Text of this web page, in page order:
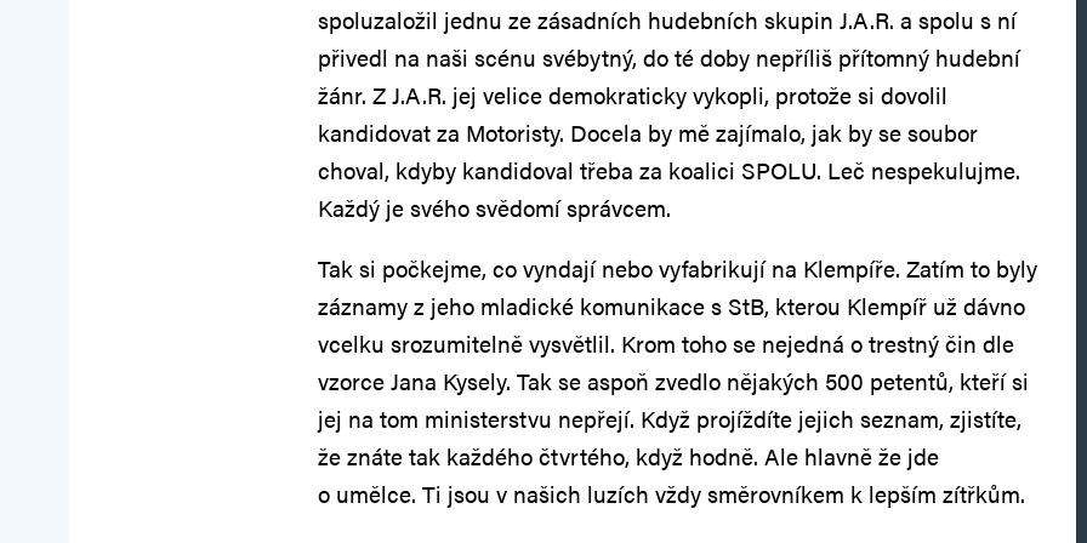
spoluzaložil jednu ze zásadních hudebních skupin J.A.R. a spolu s ní
přivedl na naši scénu svébytný, do té doby nepříliš přítomný hudební
žánr. Z J.A.R. jej velice demokraticky vykopli, protože si dovolil
kandidovat za Motoristy. Docela by mě zajímalo, jak by se soubor
choval, kdyby kandidoval třeba za koalici SPOLU. Leč nespekulujme.
Každý je svého svědomí správcem.
Tak si počkejme, co vyndají nebo vyfabrikují na Klempíře. Zatím to byly
záznamy z jeho mladické komunikace s StB, kterou Klempíř už dávno
vcelku srozumitelně vysvětlil. Krom toho se nejedná o trestný čin dle
vzorce Jana Kysely. Tak se aspoň zvedlo nějakých 500 petentů, kteří si
jej na tom ministerstvu nepřejí. Když projíždíte jejich seznam, zjistíte,
že znáte tak každého čtvrtého, když hodně. Ale hlavně že jde
o umělce. Ti jsou v našich luzích vždy směrovníkem k lepším zítřkům.